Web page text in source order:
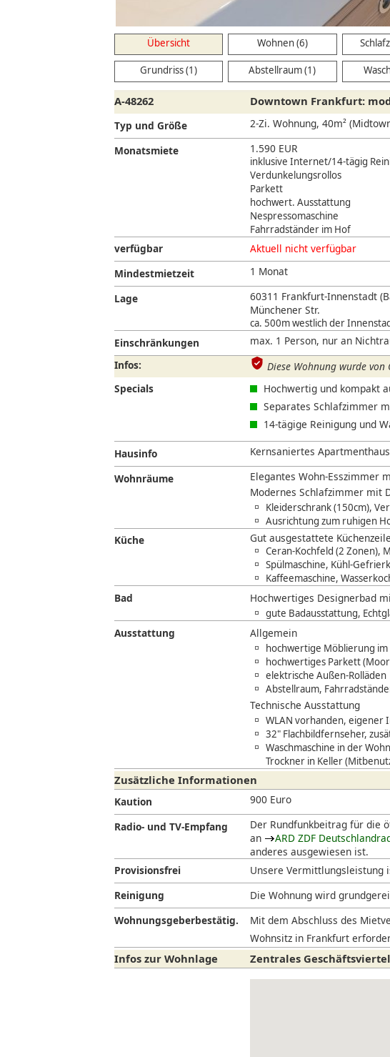
Übersicht Wohnen (6)
Grundriss (1) Abstellraum (1)
A-48262 Downtown Frankfurt:
Typ und Größe
2-Zi. Wohnung, 40m²
Monatsmiete
1.590 EUR
inklusive Internet/14-tägig
Verdunkelungsrollos
Parkett
hochwert. Ausstattung
Nespressomaschine
Fahrradständer im Hof
verfügbar
Aktuell nicht verfügbar
Mindestmietzeit
1 Monat
Lage
60311 Frankfurt-Innenstadt
Münchener Str.
ca. 500m westlich der
Einschränkungen
max. 1 Person, nur an
Infos:
Diese Wohnung wurde
Specials
Hochwertig und kompakt
Separates Schlafzimmer
14-tägige Reinigung und
Hausinfo
Kernsaniertes
Wohnräume
Elegantes Wohn-Esszimmer
Modernes Schlafzimmer mit
Kleiderschrank (150cm),
Ausrichtung zum ruhigen
Küche Gut ausgestattete
Ceran-Kochfeld (2 Zonen),
Spülmaschine, Kühl-
Kaffeemaschine,
Bad Hochwertiges Designerbad
gute Badausstattung,
Ausstattung Allgemein
hochwertige Möblierung
hochwertiges Parkett
elektrische Außen-Rolläden
Abstellraum,
Technische Ausstattung
WLAN vorhanden, eigener
32" Flachbildfernseher,
Waschmaschine in der
Trockner in Keller
Zusätzliche Informationen
Kaution
900 Euro
Radio- und TV-Empfang
Der Rundfunkbeitrag für die
an
ARD ZDF
anderes ausgewiesen ist.
Provisionsfrei
Unsere Vermittlungsleistung
Reinigung
Die Wohnung wird
Wohnungsgeberbestätig.
Mit dem Abschluss des
Wohnsitz in Frankfurt
Infos zur Wohnlage Zentrales